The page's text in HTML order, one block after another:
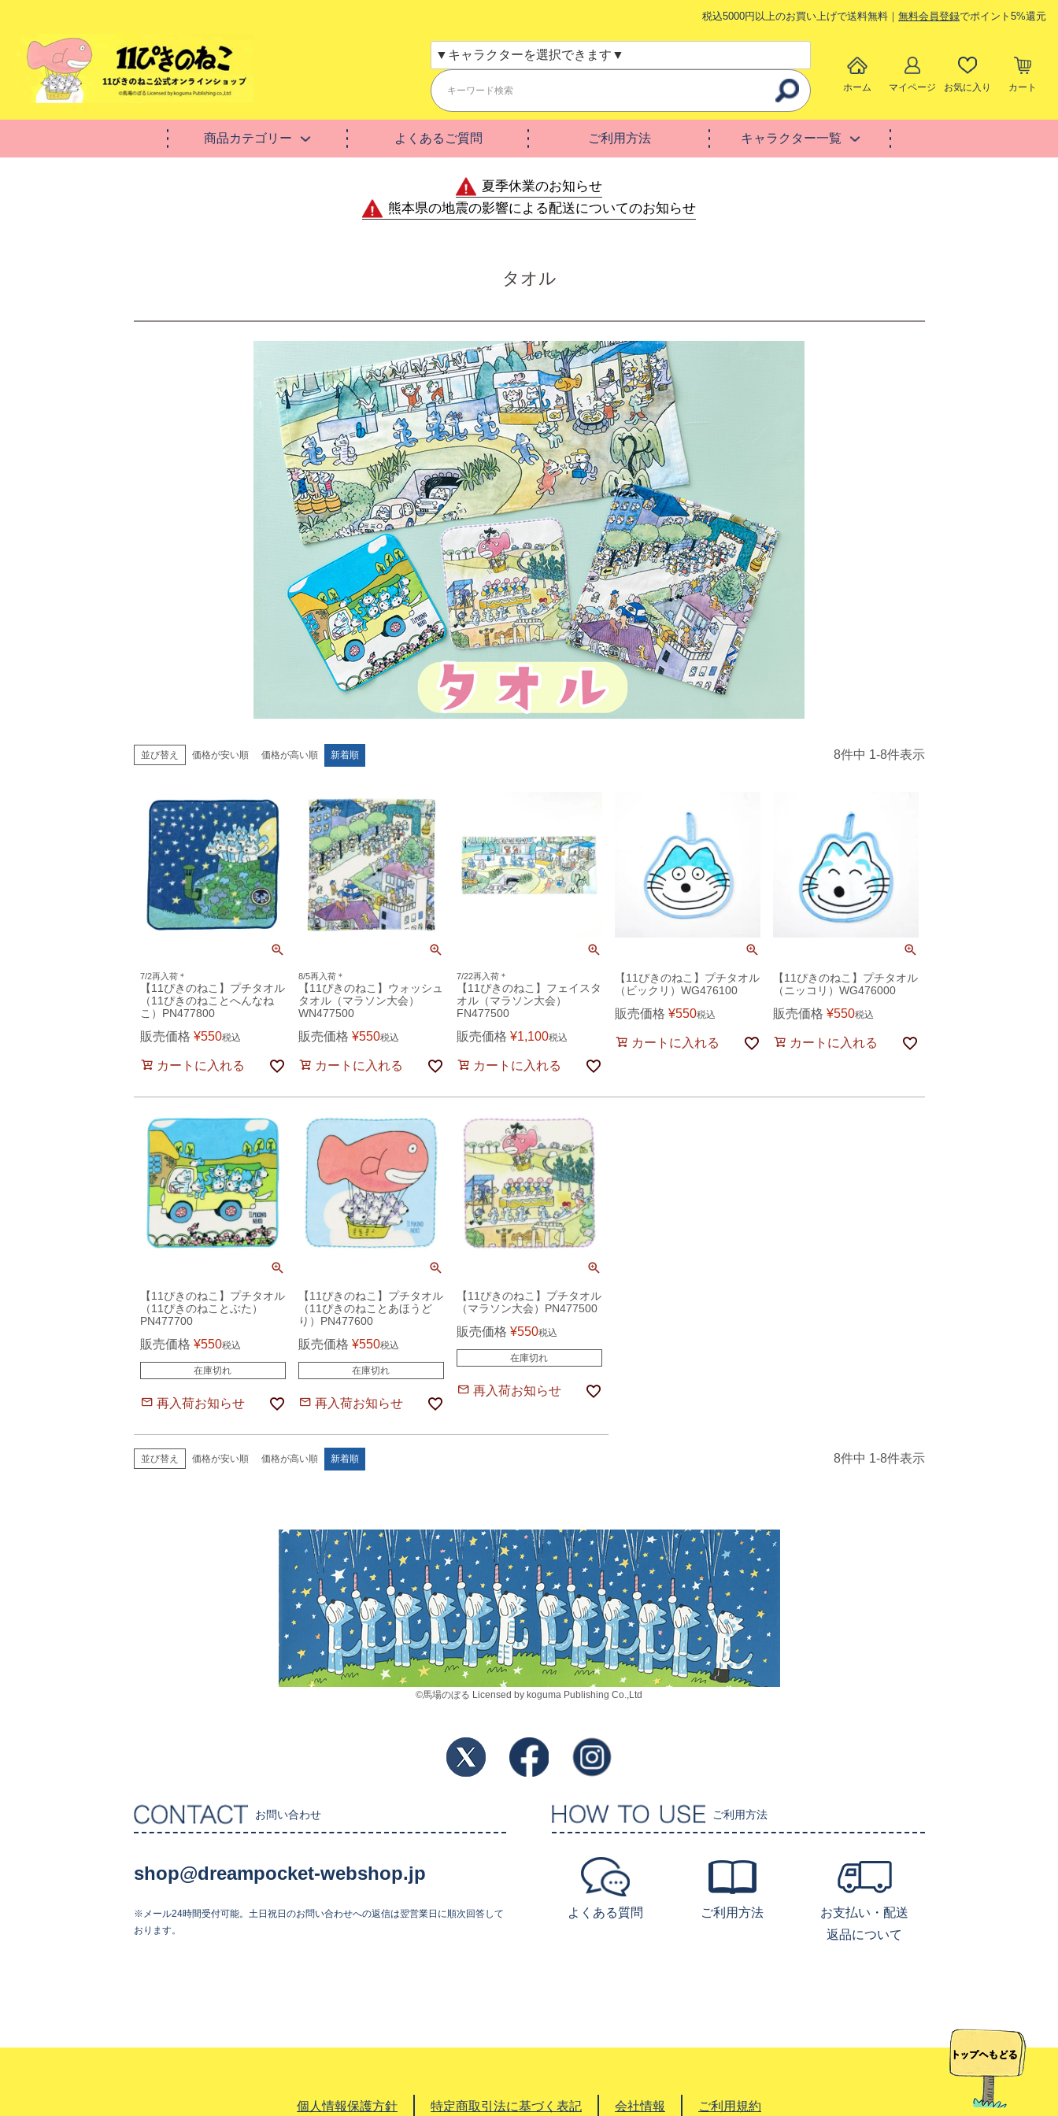
税込5000円以上のお買い上げで送料無料｜ 無料会員登録でポイント5%還元
ホーム マイページ お気に入り カート
商品カテゴリー よくあるご質問 ご利用方法 キャラクター一覧
夏季休業のお知らせ
熊本県の地震の影響による配送についてのお知らせ
タオル
並び替え 価格が安い順 価格が高い順 新着順 8件中 1-8件表示
7/2再入荷＊
【11ぴきのねこ】プチタオル
（11ぴきのねことへんなね
こ）PN477800
販売価格 ¥550税込
カートに入れる
8/5再入荷＊
【11ぴきのねこ】ウォッシュ
タオル（マラソン大会）
WN477500
販売価格 ¥550税込
カートに入れる
7/22再入荷＊
【11ぴきのねこ】フェイスタ
オル（マラソン大会）
FN477500
販売価格 ¥1,100税込
カートに入れる
【11ぴきのねこ】プチタオル
（ビックリ）WG476100
販売価格 ¥550税込
カートに入れる
【11ぴきのねこ】プチタオル
（ニッコリ）WG476000
販売価格 ¥550税込
カートに入れる
【11ぴきのねこ】プチタオル
（11ぴきのねことぶた）
PN477700
販売価格 ¥550税込
在庫切れ
再入荷お知らせ
【11ぴきのねこ】プチタオル
（11ぴきのねことあほうど
り）PN477600
販売価格 ¥550税込
在庫切れ
再入荷お知らせ
【11ぴきのねこ】プチタオル
（マラソン大会）PN477500
販売価格 ¥550税込
在庫切れ
再入荷お知らせ
並び替え 価格が安い順 価格が高い順 新着順 8件中 1-8件表示
©馬場のぼる Licensed by koguma Publishing Co.,Ltd
お問い合わせ
shop@dreampocket-webshop.jp
※メール24時間受付可能。土日祝日のお問い合わせへの返信は翌営業日に順次回答して
おります。
ご利用方法
よくある質問 ご利用方法
お支払い・配送
返品について
個人情報保護方針 特定商取引法に基づく表記 会社情報 ご利用規約